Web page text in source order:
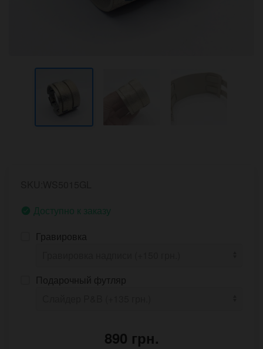
Доступно к заказу
Гравировка
Подарочный футляр
890 грн.